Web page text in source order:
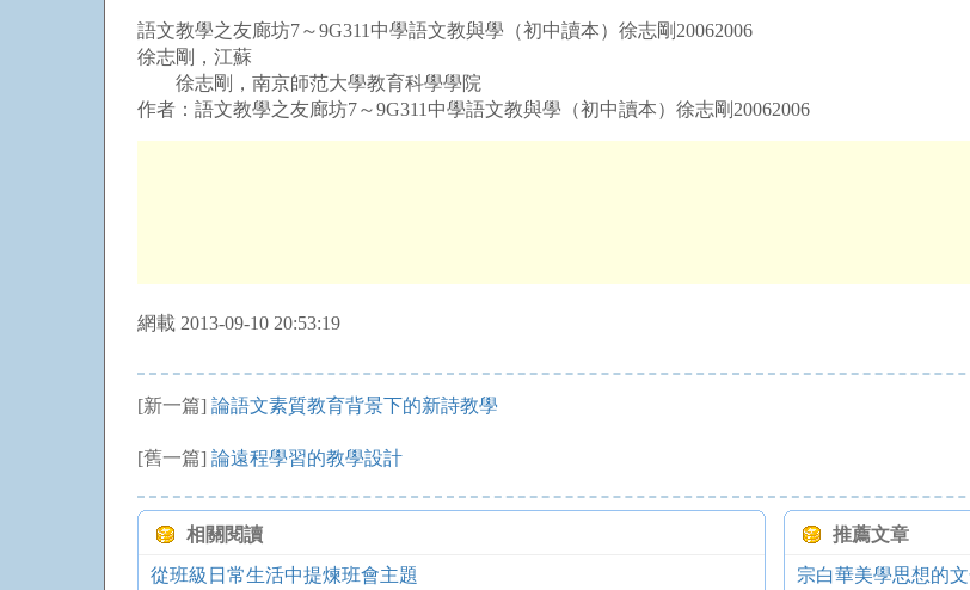
語文教學之友廊坊7～9G311中學語文教與學（初中讀本）徐志剛20062006
徐志剛，江蘇
徐志剛，南京師范大學教育科學學院
作者：語文教學之友廊坊7～9G311中學語文教與學（初中讀本）徐志剛20062006
網載 2013-09-10 20:53:19
[新一篇] 論語文素質教育背景下的新詩教學
[舊一篇] 論遠程學習的教學設計
相關閱讀
從班級日常生活中提煉班會主題
推薦文章
宗白華美學思想的